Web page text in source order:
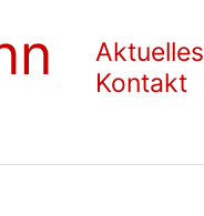
Aktuelles
Kontakt